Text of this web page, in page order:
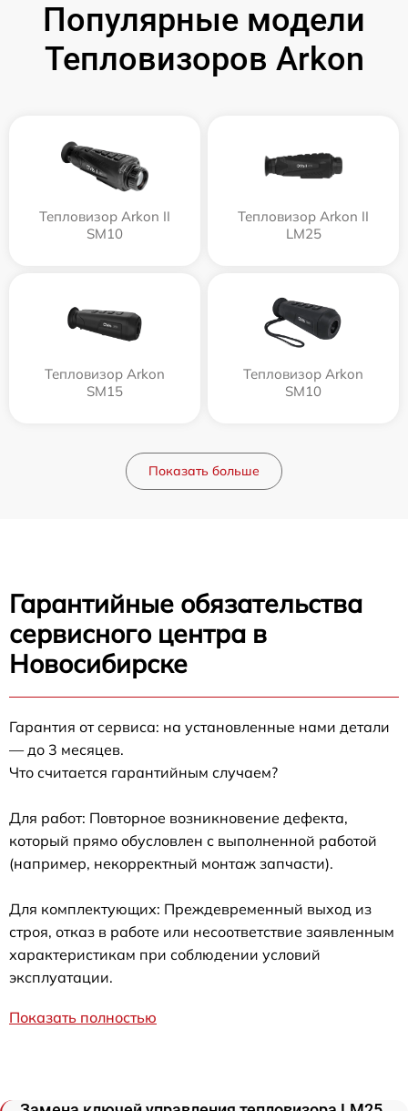
Популярные модели
Тепловизоров Arkon
Тепловизор Arkon II
SM10
Тепловизор Arkon II
LM25
Тепловизор Arkon
SM15
Тепловизор Arkon
SM10
Показать больше
Гарантийные обязательства
сервисного центра в
Новосибирске
Гарантия от сервиса: на установленные нами детали
— до 3 месяцев.
Что считается гарантийным случаем?
Для работ: Повторное возникновение дефекта,
который прямо обусловлен с выполненной работой
(например, некорректный монтаж запчасти).
Для комплектующих: Преждевременный выход из
строя, отказ в работе или несоответствие заявленным
характеристикам при соблюдении условий
эксплуатации.
Показать полностью